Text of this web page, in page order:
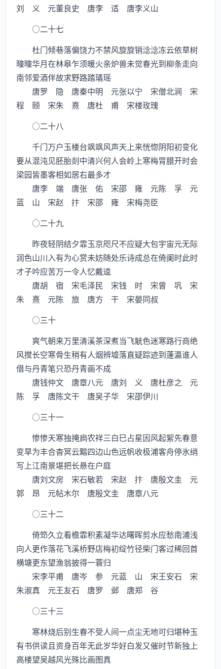
刘 义 元董良史 唐李 适 唐李义山
○二十七
杜门倾巷落偏饶力不禁风旋旋销淰淰冻云依草树
曈曈华月在林皋乍须暖火亲炉兽未觉春光到柳条走向
南邻爱酒伴故求野路踏璚瑶
唐罗 隐 唐秦中明 元张以宁 宋僧北涧 宋
程 颐 宋朱 熹 唐杜 甫 宋楼玫瑰
○二十八
千门万户玉楼台飒飒风声天上来恍惚阴阳初变化
要从混沌见胚胎剡中清兴何人会岭上寒梅冐腊开时会
梁园皆墨客相如居右最多才
唐李 端 唐张 佑 宋邵 雍 元陈 孚 元
蓝 山 宋赵 抃 宋邵 雍 宋梅尧臣
○二十九
昨夜轻阴结夕霏玉京咫尺不应疑大包宇宙元无际
润色山川入有为心赏未妨随处乐诗成总在倚阑时此时
才子吟应苦万一令人忆戴逵
唐胡 宿 宋毛泽民 宋钱 时 宋曾 巩 宋
朱 熹 元陈 旅 唐方 干 宋晏同叔
○三十
爽气朝来万里清溪茶深煮当飞觥色迷寒路行商绝
风搅长空寒骨生稍有人烟辨墟落直疑踪迹到蓬瀛谁人
借与丹青笔只恐丹青画不成
唐钱仲文 唐章八元 唐刘 义 唐杜彦之 元
陈 孚 唐陈文干 唐吴子华 宋邵伊川
○三十一
惨惨天寒独掩扄农祥三白巳占星因风起絮先春意
变旱为丰合杳冥云黯四边山色远帆收极浦客舟停氷绡
写上江南景堪把长悬在户庭
唐刘文房 宋石敏若 宋赵 抃 唐殷文圭 元
郭 昂 元帖木尔 唐殷文圭 唐章八元
○三十二
倚笻久立看檐霏积素凝华达曙晖剪水应愁南浦浅
向人更作落花飞溪桥野店梅初绽竹径柴门客过稀回首
横塘更东望渔翁披得一蓑归
宋李平甫 唐岑 参 元蓝 山 宋王安石 宋
朱淑真 元王友石 唐罗 邺 唐郑 谷
○三十三
寒林烧后别生春不受人间一点尘无地可归堪种玉
有书供读且资身百年无此岁华好白发又催时节新独上
高楼望吴越风光殊比画图真